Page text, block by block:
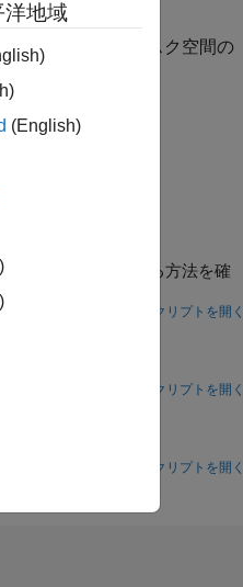
ント空間およびタスク空間の
運動モデル
、それらを操作する方法を確
ライブ スクリプトを開く
ライブ スクリプトを開く
ライブ スクリプトを開く
洋地域
(English)